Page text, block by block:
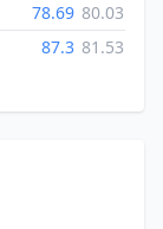
78.69 80.03
87.3 81.53